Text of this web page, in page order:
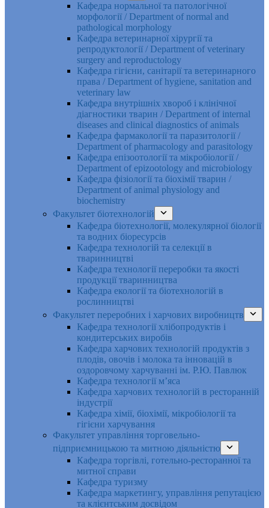
Кафедра нормальної та патологічної
морфології / Department of normal and
pathological morphology
Кафедра ветеринарної хірургії та
репродуктології / Department of veterinary
surgery and reproductology
Кафедра гігієни, санітарії та ветеринарного
права / Department of hygiene, sanitation and
veterinary law
Кафедра внутрішніх хвороб і клінічної
діагностики тварин / Department of internal
diseases and clinical diagnostics of animals
Кафедра фармакології та паразитології /
Department of pharmacology and parasitology
Кафедра епізоотології та мікробіології /
Department of epizootology and microbiology
Кафедра фізіології та біохімії тварин /
Department of animal physiology and
biochemistry
Факультет біотехнологій
Кафедра біотехнології, молекулярної біології
та водних біоресурсів
Кафедра технологій та селекції в
тваринництві
Кафедра технології переробки та якості
продукції тваринництва
Кафедра екології та біотехнологій в
рослинництві
Факультет переробних і харчових виробництв
Кафедра технології хлібопродуктів і
кондитерських виробів
Кафедра харчових технологій продуктів з
плодів, овочів і молока та інновацій в
оздоровчому харчуванні ім. Р.Ю. Павлюк
Кафедра технології м’яса
Кафедра харчових технологій в ресторанній
індустрії
Кафедра хімії, біохімії, мікробіології та
гігієни харчування
Факультет управління торговельно-
підприємницькою та митною діяльністю
Кафедра торгівлі, готельно-ресторанної та
митної справи
Кафедра туризму
Кафедра маркетингу, управління репутацією
та клієнтським досвідом